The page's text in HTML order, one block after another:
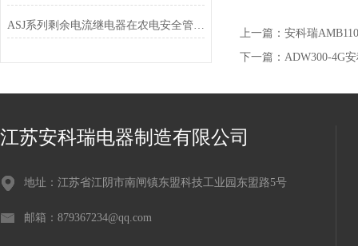
ASJ系列剩余电流继电器在农电安全管理中的应用​
上一篇： 安科瑞
下一篇： ADW300-4G
江苏安科瑞电器制造有限公司
地址：江苏省江阴市南闸镇东盟科技工业园东盟路5号
邮箱：879367234@qq.com